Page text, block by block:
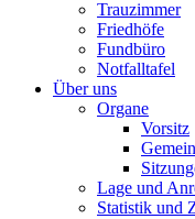
Trauzimmer
Friedhöfe
Fundbüro
Notfalltafel
Über uns
Organe
Vorsitz
Lage und
Statistik und